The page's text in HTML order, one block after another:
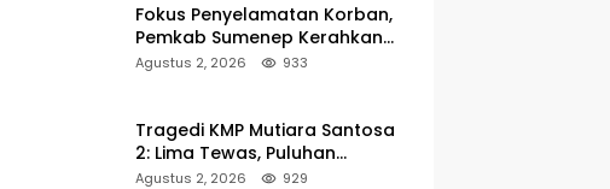
Fokus Penyelamatan Korban,
Pemkab Sumenep Kerahkan
Tim Medis dan Ambulans ke
Agustus 2, 2026 933
Tragedi KMP Mutiara Santosa
2: Lima Tewas, Puluhan
Penumpang Masih Dalam
Agustus 2, 2026 929